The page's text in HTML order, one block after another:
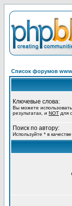
Список форумов
Ключевые слова:
Вы можете использовать
результатах, и NOT для
Поиск по автору:
Используйте * в